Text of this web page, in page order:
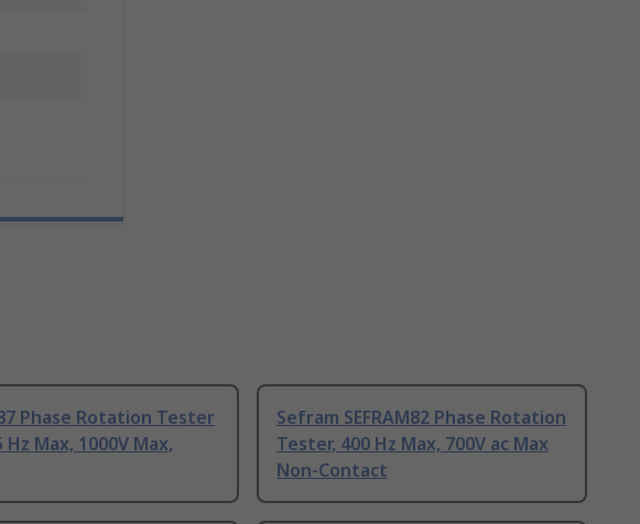
Phase Rotation Tester
Hz Max, 1000V Max,
Sefram SEFRAM82 Phase Rotation
Tester, 400 Hz Max, 700V ac Max
Non-Contact